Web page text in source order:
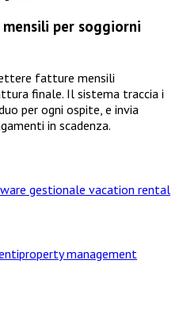
per soggiorni
fatture mensili
finale. Il sistema traccia i
per ogni ospite, e invia
in scadenza.
gestionale vacation rental
property management